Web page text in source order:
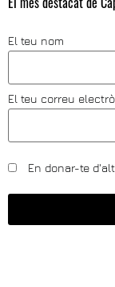
El teu nom
El teu correu
En donar-te